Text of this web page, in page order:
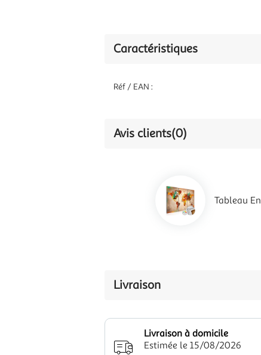
Caractéristiques
Réf / EAN :
Avis clients(0)
Tableau
Livraison
Livraison à domicile
Estimée le 15/08/2026